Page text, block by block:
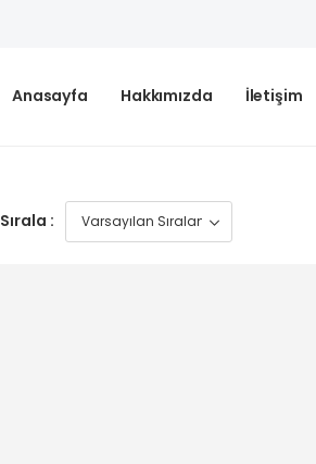
Anasayfa Hakkımızda İletişim
Sırala :